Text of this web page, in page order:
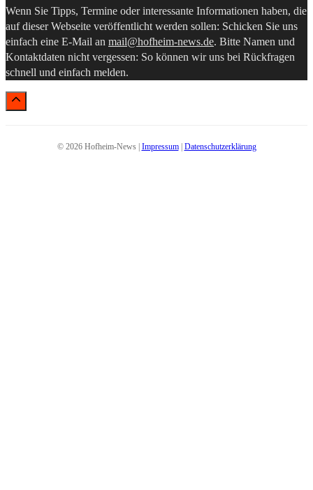
Wenn Sie Tipps, Termine oder interessante Informationen haben, die
auf dieser Webseite veröffentlicht werden sollen: Schicken Sie uns
einfach eine E-Mail an mail@hofheim-news.de. Bitte Namen und
Kontaktdaten nicht vergessen: So können wir uns bei Rückfragen
schnell und einfach melden.
© 2026 Hofheim-News | Impressum| Datenschutzerklärung